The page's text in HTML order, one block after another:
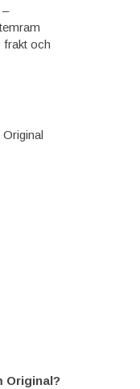
frakt och
Original?